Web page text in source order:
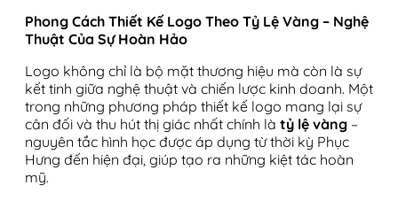
Phong Cách Thiết Kế Logo Theo Tỷ Lệ Vàng – Nghệ
Thuật Của Sự Hoàn Hảo
Logo không chỉ là bộ mặt thương hiệu mà còn là sự
kết tinh giữa nghệ thuật và chiến lược kinh doanh. Một
trong những phương pháp thiết kế logo mang lại sự
cân đối và thu hút thị giác nhất chính là tỷ lệ vàng –
nguyên tắc hình học được áp dụng từ thời kỳ Phục
Hưng đến hiện đại, giúp tạo ra những kiệt tác hoàn
mỹ.